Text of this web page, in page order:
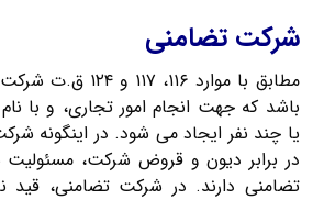
شرکت تضامنی
مطابق با موارد
باشد که جهت انجام امور تجاری، و با
یا چند نفر ایجاد می شود. در اینگونه
در برابر دیون و قروض شرکت،
تضامنی دارند. در شرکت تضامنی، قید